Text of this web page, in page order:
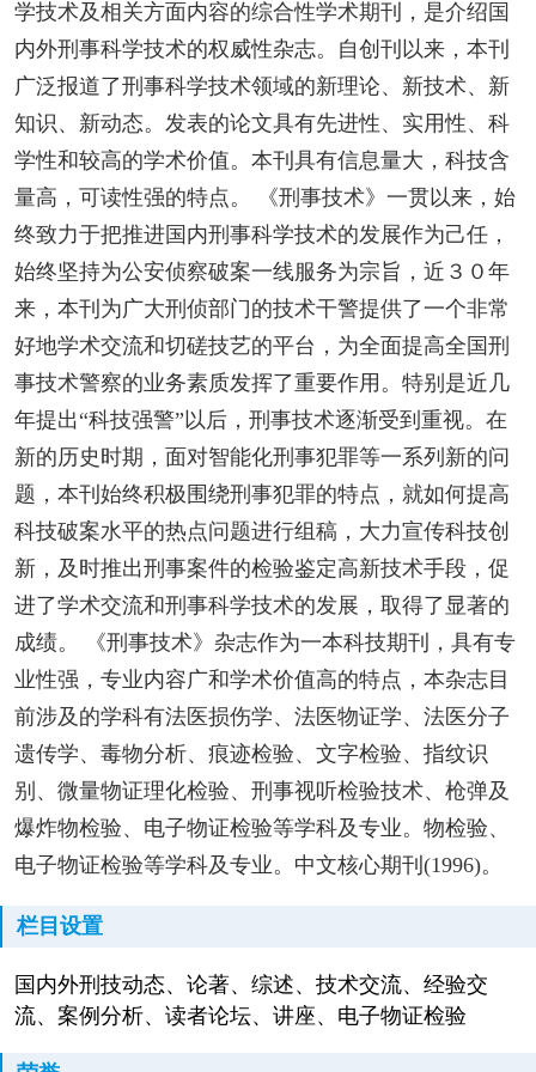
学技术及相关方面内容的综合性学术期刊，是介绍国
内外刑事科学技术的权威性杂志。自创刊以来，本刊
广泛报道了刑事科学技术领域的新理论、新技术、新
知识、新动态。发表的论文具有先进性、实用性、科
学性和较高的学术价值。本刊具有信息量大，科技含
量高，可读性强的特点。 《刑事技术》一贯以来，始
终致力于把推进国内刑事科学技术的发展作为己任，
始终坚持为公安侦察破案一线服务为宗旨，近３０年
来，本刊为广大刑侦部门的技术干警提供了一个非常
好地学术交流和切磋技艺的平台，为全面提高全国刑
事技术警察的业务素质发挥了重要作用。特别是近几
年提出“科技强警”以后，刑事技术逐渐受到重视。在
新的历史时期，面对智能化刑事犯罪等一系列新的问
题，本刊始终积极围绕刑事犯罪的特点，就如何提高
科技破案水平的热点问题进行组稿，大力宣传科技创
新，及时推出刑事案件的检验鉴定高新技术手段，促
进了学术交流和刑事科学技术的发展，取得了显著的
成绩。 《刑事技术》杂志作为一本科技期刊，具有专
业性强，专业内容广和学术价值高的特点，本杂志目
前涉及的学科有法医损伤学、法医物证学、法医分子
遗传学、毒物分析、痕迹检验、文字检验、指纹识
别、微量物证理化检验、刑事视听检验技术、枪弹及
爆炸物检验、电子物证检验等学科及专业。物检验、
电子物证检验等学科及专业。中文核心期刊(1996)。
栏目设置
国内外刑技动态、论著、综述、技术交流、经验交
流、案例分析、读者论坛、讲座、电子物证检验